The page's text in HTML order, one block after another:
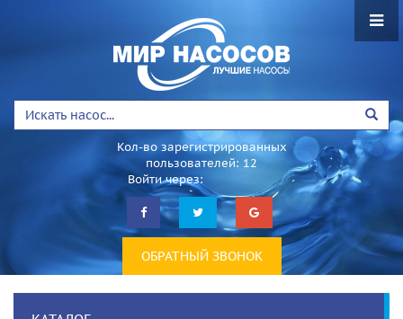
Кол-во зарегистрированных
пользователей: 12
Войти через:
ОБРАТНЫЙ ЗВОНОК